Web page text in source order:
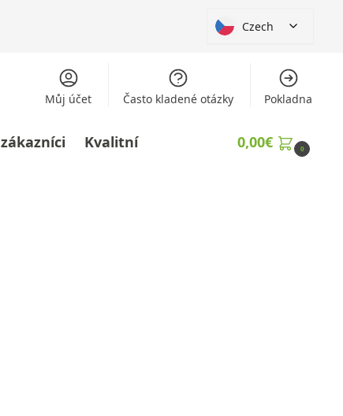
Czech
Můj účet Často kladené otázky Pokladna
Kvalitní 0,00€ 0